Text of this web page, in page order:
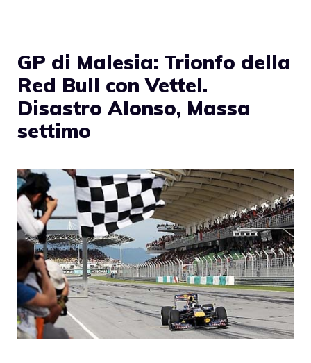
GP di Malesia: Trionfo della
Red Bull con Vettel.
Disastro Alonso, Massa
settimo